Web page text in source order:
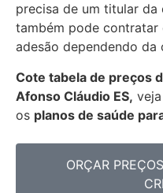
precisa de um titular da
também pode
adesão dependendo da
Cote tabela de preços
Afonso Cláudio ES,
os planos de saúde
ORÇAR